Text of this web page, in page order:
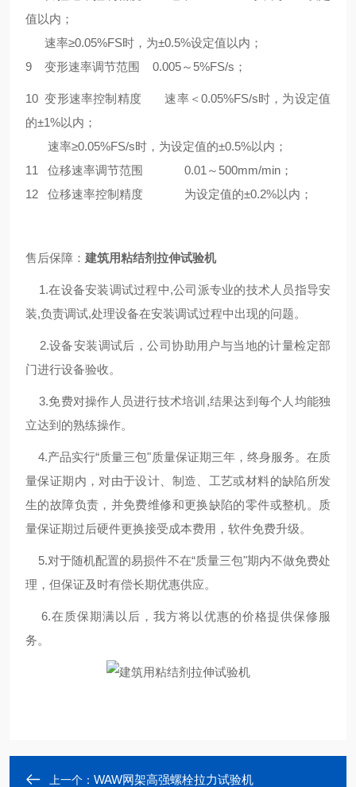
值以内；
速率≥0.05%FS时，为±0.5%设定值以内；
9 变形速率调节范围 0.005～5%FS/s；
10 变形速率控制精度 速率＜0.05%FS/s时，为设定值
的±1%以内；
速率≥0.05%FS/s时，为设定值的±0.5%以内；
11 位移速率调节范围 0.01～500mm/min；
12 位移速率控制精度 为设定值的±0.2%以内；
售后保障： 建筑用粘结剂拉伸试验机
1.在设备安装调试过程中,公司派专业的技术人员指导安
装,负责调试,处理设备在安装调试过程中出现的问题。
2.设备安装调试后，公司协助用户与当地的计量检定部
门进行设备验收。
3.免费对操作人员进行技术培训,结果达到每个人均能独
立达到的熟练操作。
4.产品实行“质量三包"质量保证期三年，终身服务。在质
量保证期内，对由于设计、制造、工艺或材料的缺陷所发
生的故障负责，并免费维修和更换缺陷的零件或整机。质
量保证期过后硬件更换接受成本费用，软件免费升级。
5.对于随机配置的易损件不在“质量三包"期内不做免费处
理，但保证及时有偿长期优惠供应。
6.在质保期满以后，我方将以优惠的价格提供保修服
务。
上一个： WAW网架高强螺栓拉力试验机